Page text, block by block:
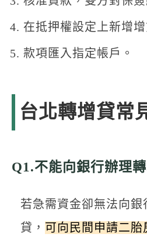
在抵押權設定上新增增
款項匯入指定帳戶。
台北轉增貸常
Q1.不能向銀行辦理
若急需資金卻無法向銀
貸， 可向民間申請二胎